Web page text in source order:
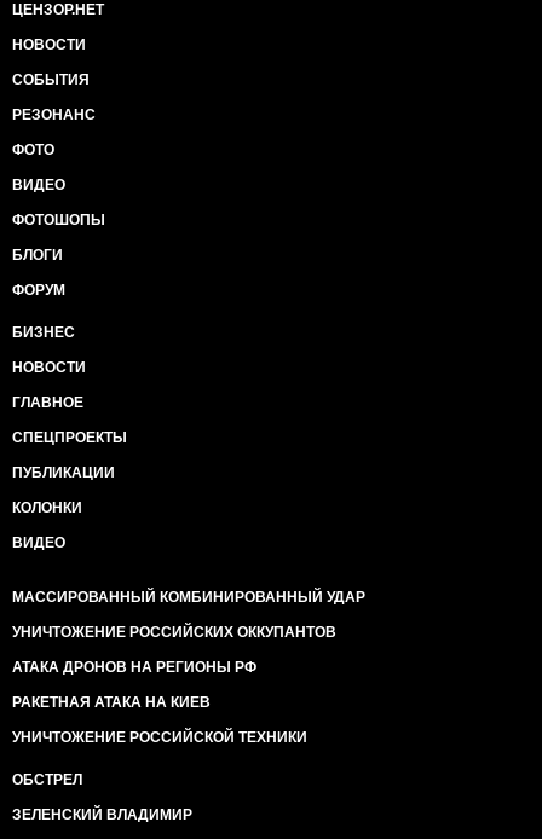
ЦЕНЗОР.НЕТ
НОВОСТИ
СОБЫТИЯ
РЕЗОНАНС
ФОТО
ВИДЕО
ФОТОШОПЫ
БЛОГИ
ФОРУМ
БИЗНЕС
НОВОСТИ
ГЛАВНОЕ
СПЕЦПРОЕКТЫ
ПУБЛИКАЦИИ
КОЛОНКИ
ВИДЕО
МАССИРОВАННЫЙ КОМБИНИРОВАННЫЙ УДАР
УНИЧТОЖЕНИЕ РОССИЙСКИХ ОККУПАНТОВ
АТАКА ДРОНОВ НА РЕГИОНЫ РФ
РАКЕТНАЯ АТАКА НА КИЕВ
УНИЧТОЖЕНИЕ РОССИЙСКОЙ ТЕХНИКИ
ОБСТРЕЛ
ЗЕЛЕНСКИЙ ВЛАДИМИР